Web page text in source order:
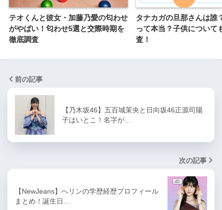
テオくんと彼女・加藤乃愛の匂わせ
がやばい！匂わせ5選と交際時期を
徹底調査
タナカガの旦那さんは誰
って本当？子供について
査！
前の記事
【乃木坂46】五百城茉央と日向坂46正源司陽
子はいとこ！名字が…
次の記事
【NewJeans】へリンの学歴経歴プロフィール
まとめ！誕生日…